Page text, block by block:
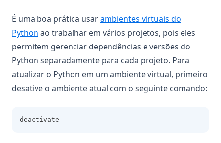
É uma boa prática usarambientes virtuais do
Python ao trabalhar em vários projetos, pois eles
permitem gerenciar dependências e versões do
Python separadamente para cada projeto. Para
atualizar o Python em um ambiente virtual, primeiro
desative o ambiente atual com o seguinte comando:
deactivate